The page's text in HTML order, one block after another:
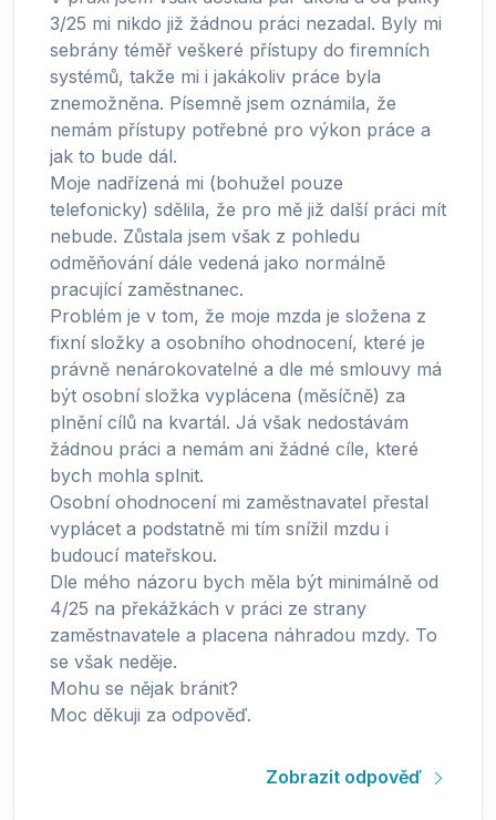
3/25 mi nikdo již žádnou práci nezadal. Byly mi
sebrány téměř veškeré přístupy do firemních
systémů, takže mi i jakákoliv práce byla
znemožněna. Písemně jsem oznámila, že
nemám přístupy potřebné pro výkon práce a
jak to bude dál.
Moje nadřízená mi (bohužel pouze
telefonicky) sdělila, že pro mě již další práci mít
nebude. Zůstala jsem však z pohledu
odměňování dále vedená jako normálně
pracující zaměstnanec.
Problém je v tom, že moje mzda je složena z
fixní složky a osobního ohodnocení, které je
právně nenárokovatelné a dle mé smlouvy má
být osobní složka vyplácena (měsíčně) za
plnění cílů na kvartál. Já však nedostávám
žádnou práci a nemám ani žádné cíle, které
bych mohla splnit.
Osobní ohodnocení mi zaměstnavatel přestal
vyplácet a podstatně mi tím snížil mzdu i
budoucí mateřskou.
Dle mého názoru bych měla být minimálně od
4/25 na překážkách v práci ze strany
zaměstnavatele a placena náhradou mzdy. To
se však neděje.
Mohu se nějak bránit?
Moc děkuji za odpověď.
Zobrazit odpověď